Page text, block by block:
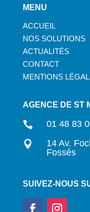
MENU
ACCUEIL
NOS SOLUTIONS
ACTUALITÉS
CONTACT
MENTIONS
AGENCE DE ST

01 48 83

14 Av.
Fossés
SUIVEZ-NOUS